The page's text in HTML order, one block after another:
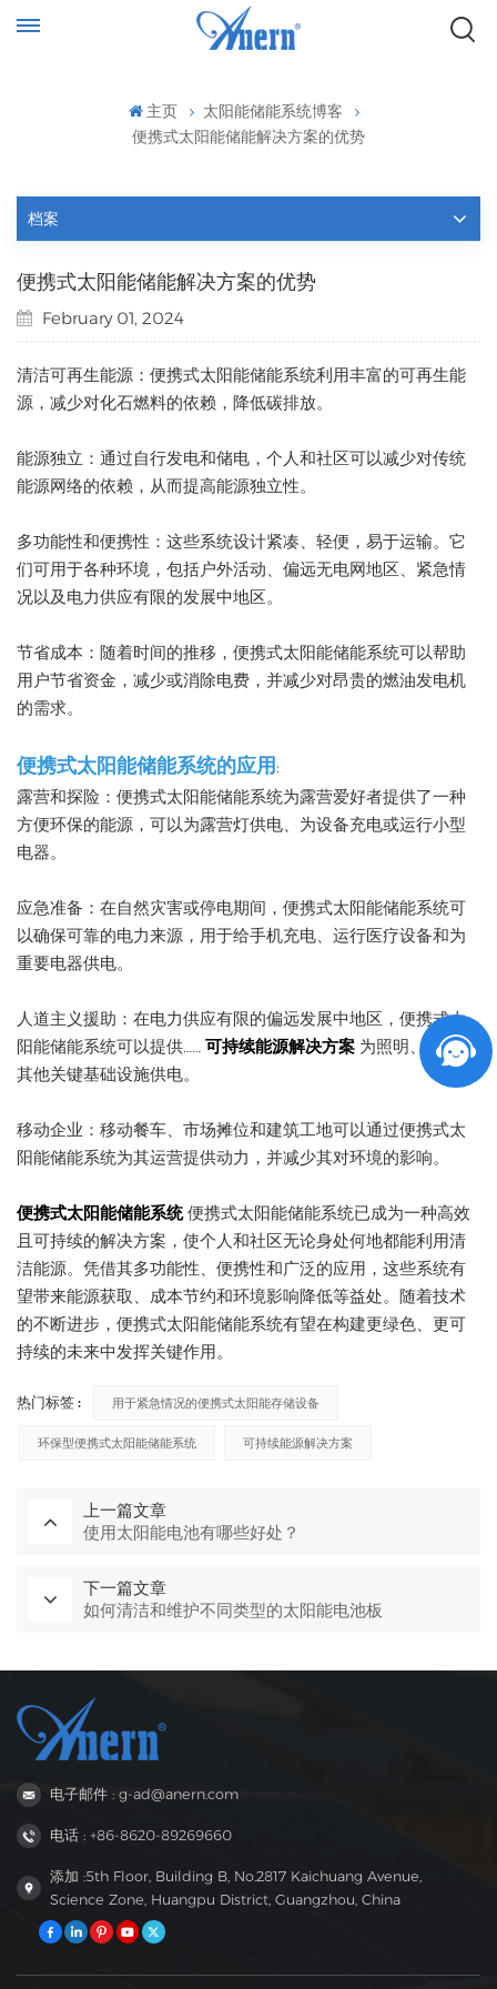
主页
太阳能储能系统博客
便携式太阳能储能解决方案的优势
档案
便携式太阳能储能解决方案的优势
February 01, 2024
清洁可再生能源：便携式太阳能储能系统利用丰富的可再生能
源，减少对化石燃料的依赖，降低碳排放。
能源独立：通过自行发电和储电，个人和社区可以减少对传统
能源网络的依赖，从而提高能源独立性。
多功能性和便携性：这些系统设计紧凑、轻便，易于运输。它
们可用于各种环境，包括户外活动、偏远无电网地区、紧急情
况以及电力供应有限的发展中地区。
节省成本：随着时间的推移，便携式太阳能储能系统可以帮助
用户节省资金，减少或消除电费，并减少对昂贵的燃油发电机
的需求。
便携式太阳能储能系统的应用:
露营和探险：便携式太阳能储能系统为露营爱好者提供了一种
方便环保的能源，可以为露营灯供电、为设备充电或运行小型
电器。
应急准备：在自然灾害或停电期间，便携式太阳能储能系统可
以确保可靠的电力来源，用于给手机充电、运行医疗设备和为
重要电器供电。
人道主义援助：在电力供应有限的偏远发展中地区，便携式太
阳能储能系统可以提供…… 可持续能源解决方案 为照明、水泵和
其他关键基础设施供电。
移动企业：移动餐车、市场摊位和建筑工地可以通过便携式太
阳能储能系统为其运营提供动力，并减少其对环境的影响。
便携式太阳能储能系统 便携式太阳能储能系统已成为一种高效
且可持续的解决方案，使个人和社区无论身处何地都能利用清
洁能源。凭借其多功能性、便携性和广泛的应用，这些系统有
望带来能源获取、成本节约和环境影响降低等益处。随着技术
的不断进步，便携式太阳能储能系统有望在构建更绿色、更可
持续的未来中发挥关键作用。
热门标签 : 用于紧急情况的便携式太阳能存储设备
环保型便携式太阳能储能系统 可持续能源解决方案
上一篇文章
使用太阳能电池有哪些好处？
下一篇文章
如何清洁和维护不同类型的太阳能电池板
电子邮件 : g-ad@anern.com
电话 : +86-8620-89269660
添加 :5th Floor, Building B, No.2817 Kaichuang Avenue,
Science Zone, Huangpu District, Guangzhou, China